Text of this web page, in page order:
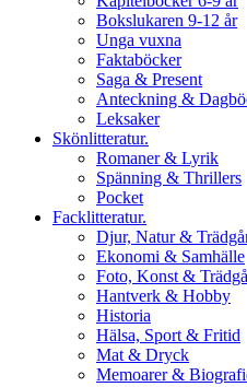
Bokslukaren 9-12 år
Unga vuxna
Faktaböcker
Saga & Present
Anteckning &
Leksaker
Skönlitteratur.
Romaner & Lyrik
Spänning & Thrillers
Pocket
Facklitteratur.
Djur, Natur &
Ekonomi & Samhälle
Foto, Konst &
Hantverk & Hobby
Historia
Hälsa, Sport & Fritid
Mat & Dryck
Memoarer &